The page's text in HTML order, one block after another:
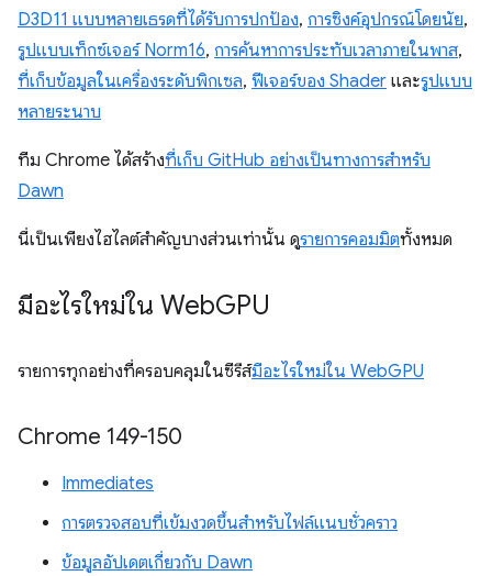
D3D11 แบบหลายเธรดที่ได้รับการปกป้อง, การซิงค์อุปกรณ์โดยนัย,
รูปแบบเท็กซ์เจอร์ Norm16, การค้นหาการประทับเวลาภายในพาส,
ที่เก็บข้อมูลในเครื่องระดับพิกเซล, ฟีเจอร์ของ Shader และรูปแบบ
หลายระนาบ
ทีม Chrome ได้สร้างที่เก็บ GitHub อย่างเป็นทางการสำหรับ
Dawn
นี่เป็นเพียงไฮไลต์สำคัญบางส่วนเท่านั้น ดูรายการคอมมิตทั้งหมด
มีอะไรใหม่ใน WebGPU
รายการทุกอย่างที่ครอบคลุมในซีรีส์มีอะไรใหม่ใน WebGPU
Chrome 149-150
Immediates
การตรวจสอบที่เข้มงวดขึ้นสำหรับไฟล์แนบชั่วคราว
ข้อมูลอัปเดตเกี่ยวกับ Dawn